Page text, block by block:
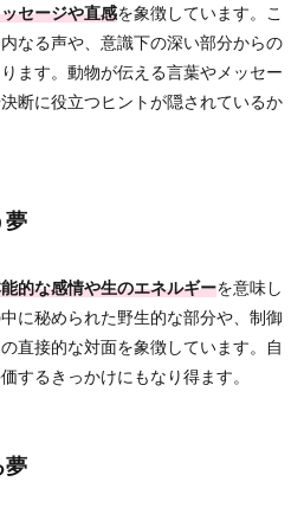
セージや直感を象徴しています。こ
なる声や、意識下の深い部分からの
ます。動物が伝える言葉やメッセー
断に役立つヒントが隠されているか
夢
的な感情や生のエネルギーを意味し
に秘められた野生的な部分や、制御
直接的な対面を象徴しています。自
するきっかけにもなり得ます。
夢